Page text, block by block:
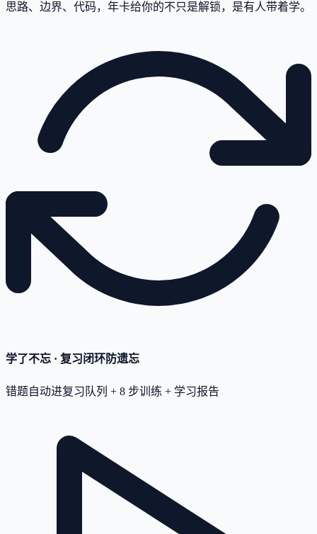
思路、边界、代码，年卡给你的不只是解锁，是有人带着学。
学了不忘 · 复习闭环防遗忘
错题自动进复习队列 + 8 步训练 + 学习报告